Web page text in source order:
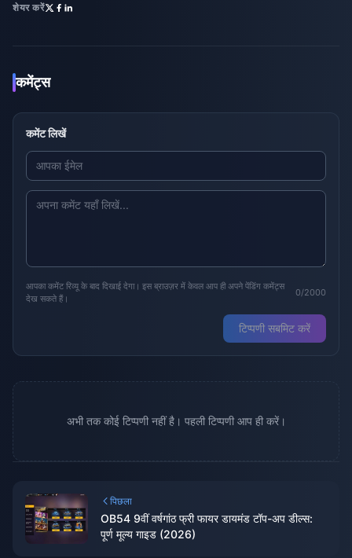
शेयर करें
कमेंट्स
कमेंट लिखें
आपका कमेंट रिव्यू के बाद दिखाई देगा। इस ब्राउज़र में केवल आप ही अपने पेंडिंग कमेंट्स
देख सकते हैं।
0/2000
टिप्पणी सबमिट करें
अभी तक कोई टिप्पणी नहीं है। पहली टिप्पणी आप ही करें।
पिछला
OB54 9वीं वर्षगांठ फ्री फायर डायमंड टॉप-अप डील्स:
पूर्ण मूल्य गाइड (2026)